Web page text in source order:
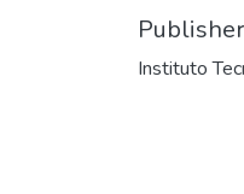
Publisher
Instituto